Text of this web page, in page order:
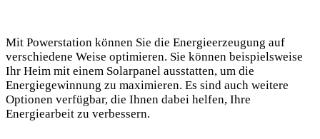
Mit Powerstation können Sie die Energieerzeugung auf
verschiedene Weise optimieren. Sie können beispielsweise
Ihr Heim mit einem Solarpanel ausstatten, um die
Energiegewinnung zu maximieren. Es sind auch weitere
Optionen verfügbar, die Ihnen dabei helfen, Ihre
Energiearbeit zu verbessern.